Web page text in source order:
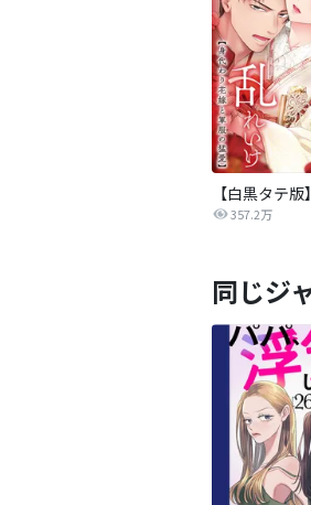
357.2万
同じジ